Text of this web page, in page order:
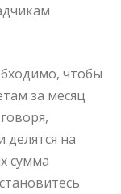
чтобы
за месяц
на
сумма